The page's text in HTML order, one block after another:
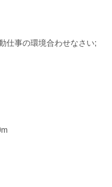
仕事の環境合わせなさい;